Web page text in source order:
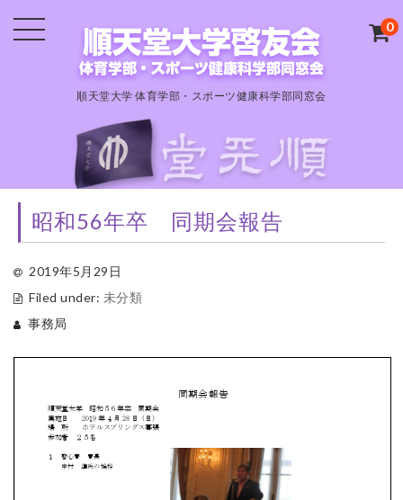
順天堂大学 体育学部・スポーツ健康科学部同窓会
0
昭和56年卒 同期会報告
2019年5月29日
Filed under: 未分類
事務局